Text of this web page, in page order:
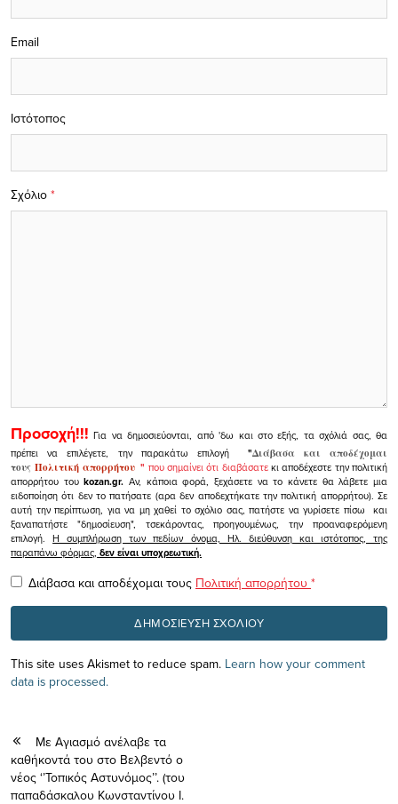
Σχόλιο *
Email
Ιστότοπος
Προσοχή!!! Για να δημοσιεύονται, από 'δω και στο εξής, τα σχόλιά σας, θα
πρέπει να επιλέγετε, την παρακάτω επιλογή
"Διάβασα και αποδέχομαι
τουςΠολιτική απορρήτου" που σημαίνει ότι διαβάσατεκι αποδέχεστε την πολιτική
απορρήτου τουkozan.gr. Αν, κάποια φορά, ξεχάσετε να το κάνετε θα λάβετε μια
ειδοποίηση ότι δεν το πατήσατε (αρα δεν αποδεχτήκατε την πολιτική απορρήτου). Σε
αυτή την περίπτωση, για να μη χαθεί το σχόλιο σας, πατήστε να γυρίσετε πίσω και
ξαναπατήστε "δημοσίευση", τσεκάροντας, προηγουμένως, την προαναφερόμενη
επιλογή.Η συμπλήρωση των πεδίων όνομα, Ηλ. διεύθυνση και ιστότοπος, της
παραπάνω φόρμας, δεν είναι υποχρεωτική.
Διάβασα και αποδέχομαι τους Πολιτική απορρήτου *
This site uses Akismet to reduce spam. Learn how your comment
data is processed.
Με Αγιασμό ανέλαβε τα
καθήκοντά του στο Βελβεντό ο
νέος ‘’Τοπικός Αστυνόμος’’. (του
παπαδάσκαλου Κωνσταντίνου Ι.